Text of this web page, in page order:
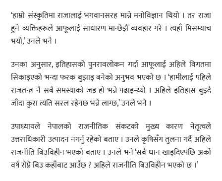
‘हाम्रो संस्कृतिमा राजालाई भगवानसरह मान्ने मनोविज्ञान थियो । तर राजा
हुने व्यक्तिहरूले आफूलाई साधारण मान्छेझैं व्यवहार गरे । त्यहाँ मिसम्याच
भयो,’ उनले भने ।
उनका अनुसार, इतिहासको पुनरावलोकन गर्दा आफूलाई अहिले विगतमा
सिकाइएको भन्दा फरक बुझाइ बनेको अनुभव भएको छ । ‘हामीलाई पहिले
राजतन्त्र नै सबै समस्याको जड हो भन्ने पढाइन्थ्यो । अहिले इतिहास बुझ्दै
जाँदा कुरा त्यति सरल रहेनछ भन्ने लाग्छ,’ उनले भने ।
उपाध्यायले नेपालको राजनीतिक संकटको मुख्य कारण नेतृत्वले
उत्तराधिकारी उत्पादन नगर्नु रहेको बताए । उनले कृषिसँग तुलना गर्दै अहिले
राजनीति बिउविहीन भएको बताए । उनले भने ‘सबै धान खाइदिएपछि अर्को
वर्ष रोप्ने बिउ कहाँबाट आउँछ ? अहिले राजनीति बिउविहीन भएको छ ।’